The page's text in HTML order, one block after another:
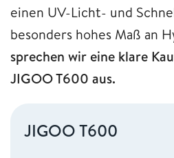
einen UV-Licht- und
besonders hohes Maß an
sprechen wir eine klare
JIGOO T600 aus.
JIGOO T600